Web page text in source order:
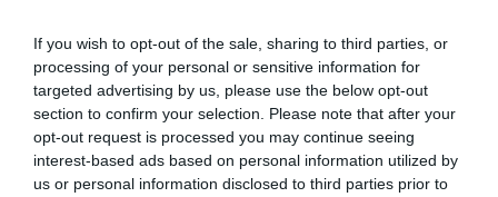
If you wish to opt-out of the sale, sharing to third parties, or
processing of your personal or sensitive information for
targeted advertising by us, please use the below opt-out
section to confirm your selection. Please note that after your
opt-out request is processed you may continue seeing
interest-based ads based on personal information utilized by
us or personal information disclosed to third parties prior to
Ciclotimia, cos'è e come si cura
AMORE
Liberarsi dall'ossessione per una
persona